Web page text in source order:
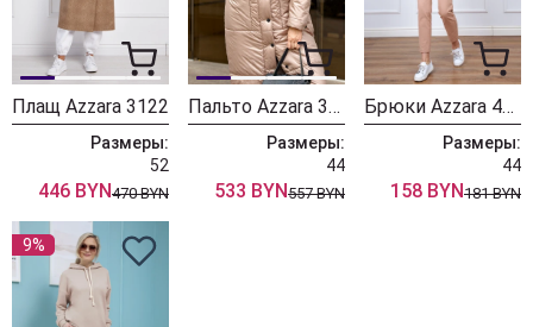
Плащ Azzara 3122
Размеры:
52
446 BYN470 BYN
Пальто Azzara 3102
Размеры:
44
533 BYN557 BYN
Брюки Azzara 4017/1Б
Размеры:
44
158 BYN181 BYN
9%